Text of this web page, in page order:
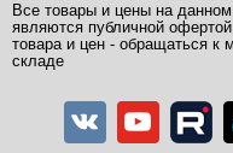
Все товары и цены на
являются публичной
товара и цен - обращаться к
складе